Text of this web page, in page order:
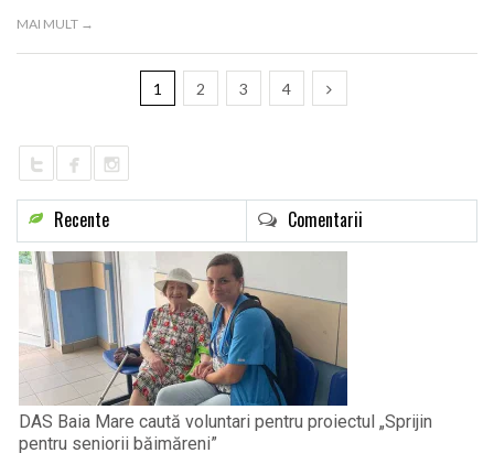
MAI MULT →
1 2 3 4
Recente Comentarii
DAS Baia Mare caută voluntari pentru proiectul „Sprijin
pentru seniorii băimăreni”